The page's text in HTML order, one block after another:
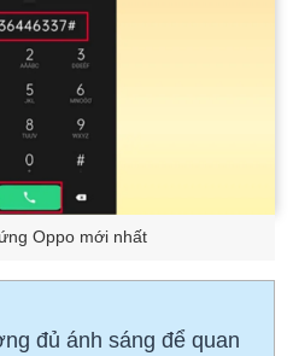
Oppo mới nhất
đủ ánh sáng để quan